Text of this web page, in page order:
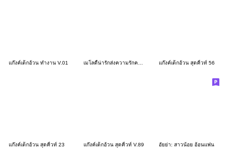
แก๊งค์เด็กอ้วน ทำงาน V.01 แก๊งค์เด็กอ้วน สุดคิ้วท์ 56
แก๊งค์เด็กอ้วน สุดคิ้วท์ 23 แก๊งค์เด็กอ้วน สุดคิ้วท์ V.89 อัยย่า: สาวน้อย อ้อนแฟน